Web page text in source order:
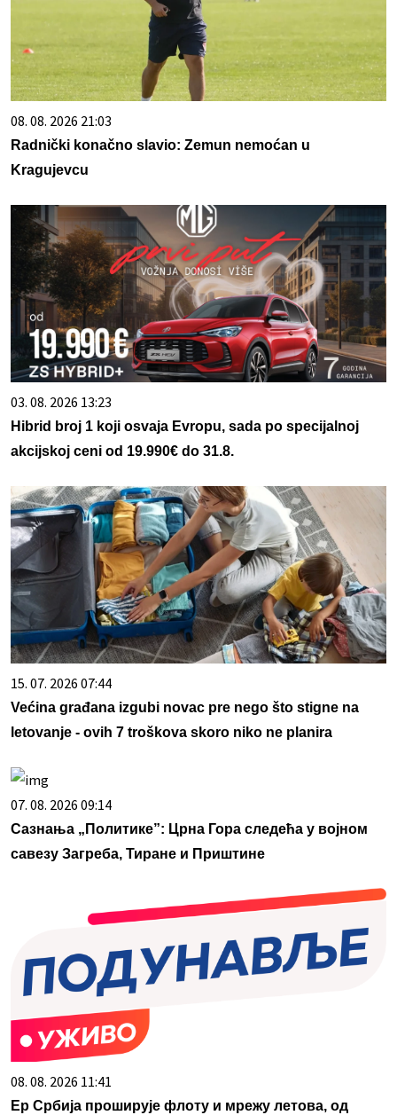
08. 08. 2026 21:03
Radnički konačno slavio: Zemun nemoćan u
Kragujevcu
03. 08. 2026 13:23
Hibrid broj 1 koji osvaja Evropu, sada po specijalnoj
akcijskoj ceni od 19.990€ do 31.8.
15. 07. 2026 07:44
Većina građana izgubi novac pre nego što stigne na
letovanje - ovih 7 troškova skoro niko ne planira
07. 08. 2026 09:14
Сазнања „Политике”: Црна Гора следећа у војном
савезу Загреба, Тиране и Приштине
08. 08. 2026 11:41
Ер Србија проширује флоту и мрежу летова, од